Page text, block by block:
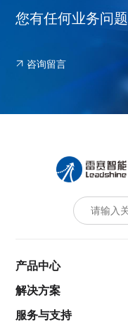
您有任何业务问
咨询留言
产品中心
解决方案
服务与支持